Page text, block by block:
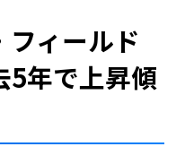
ィールド
5年で上昇傾